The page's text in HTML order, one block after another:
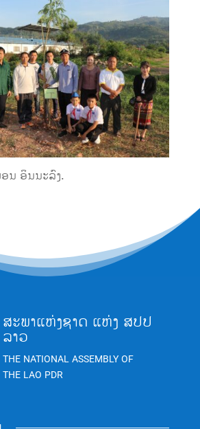
ນ ອິນນະລົງ.
ສະພາແຫ່ງຊາດ ແຫ່ງ ສປປ
ລາວ
THE NATIONAL ASSEMBLY OF
THE LAO PDR